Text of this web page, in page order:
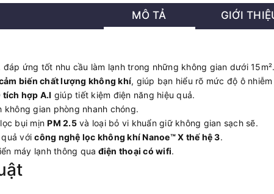
MÔ TẢ GIỚI
đáp ứng tốt nhu cầu làm lạnh trong những không gian dưới 15m².
biến chất lượng không khí, giúp bạn hiểu rõ mức độ ô
tích hợp A.I giúp tiết kiệm điện năng hiệu quả.
không gian phòng nhanh chóng.
bụi mịn PM 2.5và loại bỏ vi khuẩn giữ không gian sạch sẽ.
với công nghệ lọc không khí Nanoe™ X thế hệ 3.
máy lạnh thông qua điện thoại có wifi.